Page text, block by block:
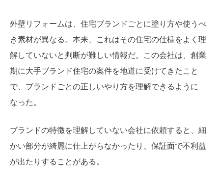
外壁リフォームは、住宅ブランドごとに塗り方や使うべ
き素材が異なる。本来、これはその住宅の仕様をよく理
解していないと判断が難しい情報だ。この会社は、創業
期に大手ブランド住宅の案件を地道に受けてきたこと
で、ブランドごとの正しいやり方を理解できるように
なった。
ブランドの特徴を理解していない会社に依頼すると、細
かい部分が綺麗に仕上がらなかったり、保証面で不利益
が出たりすることがある。